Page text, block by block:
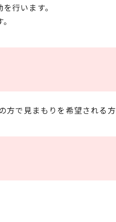
行います。
方で見まもりを希望される方